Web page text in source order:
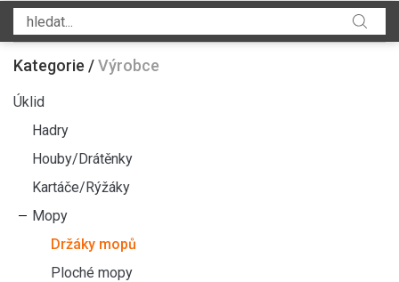
Kategorie /Výrobce
Úklid
Hadry
Houby/Drátěnky
Kartáče/Rýžáky
Mopy
Držáky mopů
Ploché mopy